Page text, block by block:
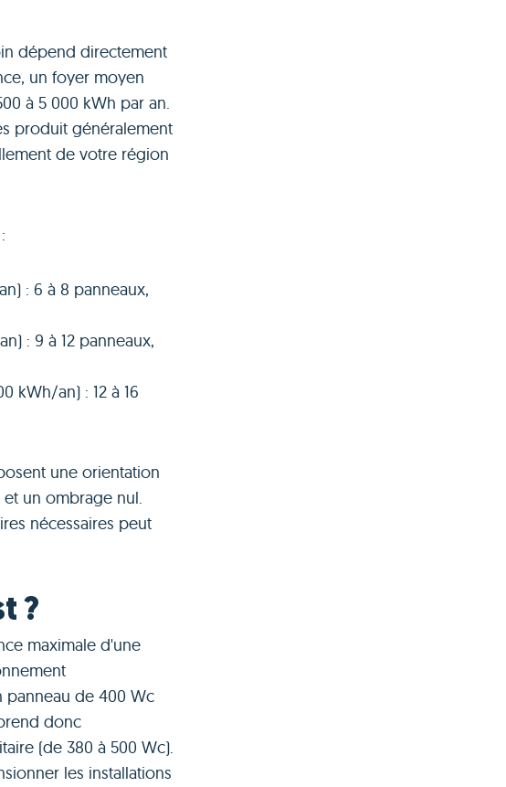
dépend directement
un foyer moyen
à 5 000 kWh par an.
produit généralement
de votre région
: 6 à 8 panneaux,
: 9 à 12 panneaux,
kWh/an) : 12 à 16
une orientation
un ombrage nul.
nécessaires peut
?
maximale d'une
panneau de 400 Wc
donc
(de 380 à 500 Wc).
les installations